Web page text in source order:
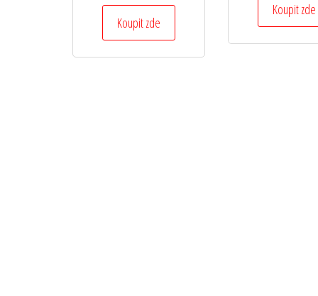
Koupit zde
Koupit zde